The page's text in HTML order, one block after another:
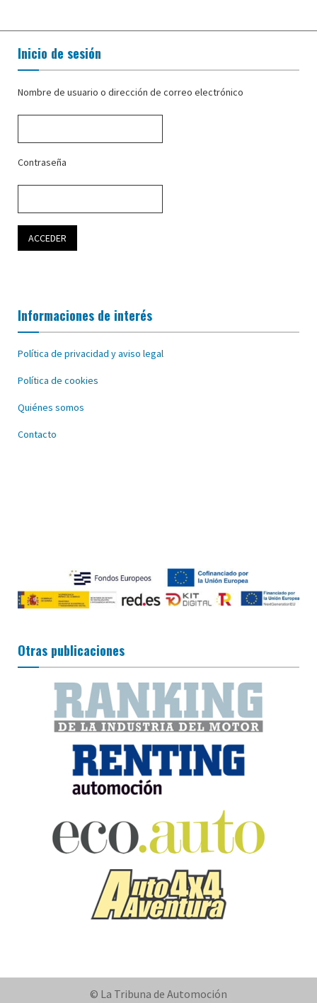
Inicio de sesión
Nombre de usuario o dirección de correo electrónico
Contraseña
Informaciones de interés
Política de privacidad y aviso legal
Política de cookies
Quiénes somos
Contacto
Otras publicaciones
© La Tribuna de Automoción